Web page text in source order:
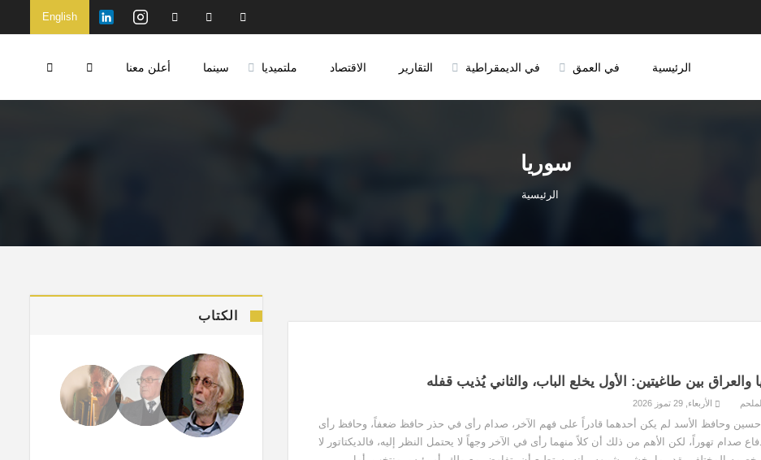
English
الرئيسية في العمق في الديمقراطية التقارير الاقتصاد ملتميديا سينما أعلن معنا
سوريا
الرئيسية
والعراق بين طاغيتين: الأول يخلع الباب، والثاني يُذيب قفله
الأربعاء, 29 تموز 2026
وحافظ الأسد لم يكن أحدهما قادراً على فهم الآخر، صدام رأى في حذر حافظ ضعفاً، وحافظ رأى
صدام تهوراً، لكن الأهم من ذلك أن كلاً منهما رأى في الآخر وجهاً لا يحتمل النظر إليه، فالديكتاتور لا
الكتاب